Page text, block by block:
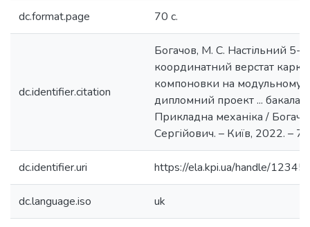
dc.format.page 70 с.
dc.identifier.citation
Богачов, М. С. Настільний 5-
координатний верстат
компоновки на модульному
дипломний проект ...
Прикладна механіка /
Сергійович. – Київ, 2022. –
dc.identifier.uri https://ela.kpi.ua/handle/
dc.language.iso uk